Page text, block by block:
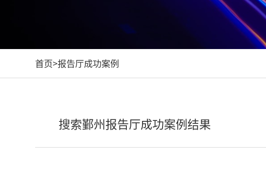
首页>报告厅成功案例
搜索鄞州报告厅成功案例结果